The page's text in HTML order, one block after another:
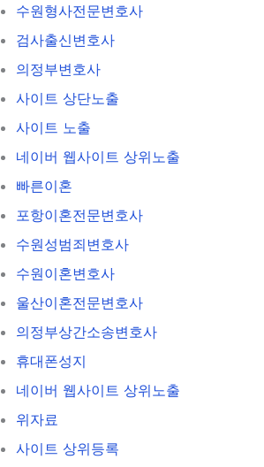
수원형사전문변호사
검사출신변호사
의정부변호사
사이트 상단노출
사이트 노출
네이버 웹사이트 상위노출
빠른이혼
포항이혼전문변호사
수원성범죄변호사
수원이혼변호사
울산이혼전문변호사
의정부상간소송변호사
휴대폰성지
네이버 웹사이트 상위노출
위자료
사이트 상위등록